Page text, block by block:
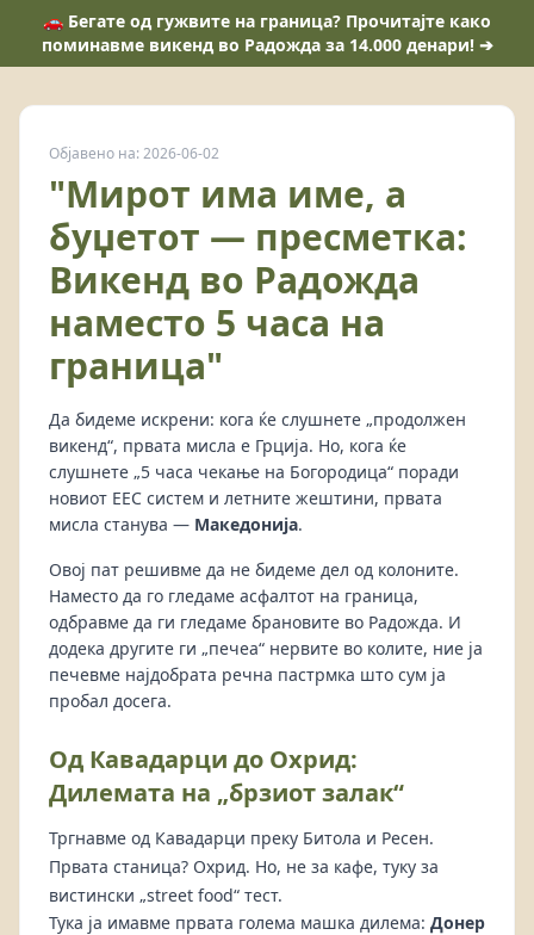
🚗 Бегате од гужвите на граница? Прочитајте како
поминавме викенд во Радожда за 14.000 денари! ➔
Објавено на: 2026-06-02
"Мирот има име, а
буџетот — пресметка:
Викенд во Радожда
наместо 5 часа на
граница"
Да бидеме искрени: кога ќе слушнете „продолжен
викенд“, првата мисла е Грција. Но, кога ќе
слушнете „5 часа чекање на Богородица“ поради
новиот ЕЕС систем и летните жештини, првата
мисла станува — Македонија.
Овој пат решивме да не бидеме дел од колоните.
Наместо да го гледаме асфалтот на граница,
одбравме да ги гледаме брановите во Радожда. И
додека другите ги „печеа“ нервите во колите, ние ја
печевме најдобрата речна пастрмка што сум ја
пробал досега.
Од Кавадарци до Охрид:
Дилемата на „брзиот залак“
Тргнавме од Кавадарци преку Битола и Ресен.
Првата станица? Охрид. Но, не за кафе, туку за
вистински „street food“ тест.
Тука ја имавме првата голема машка дилема: Донер